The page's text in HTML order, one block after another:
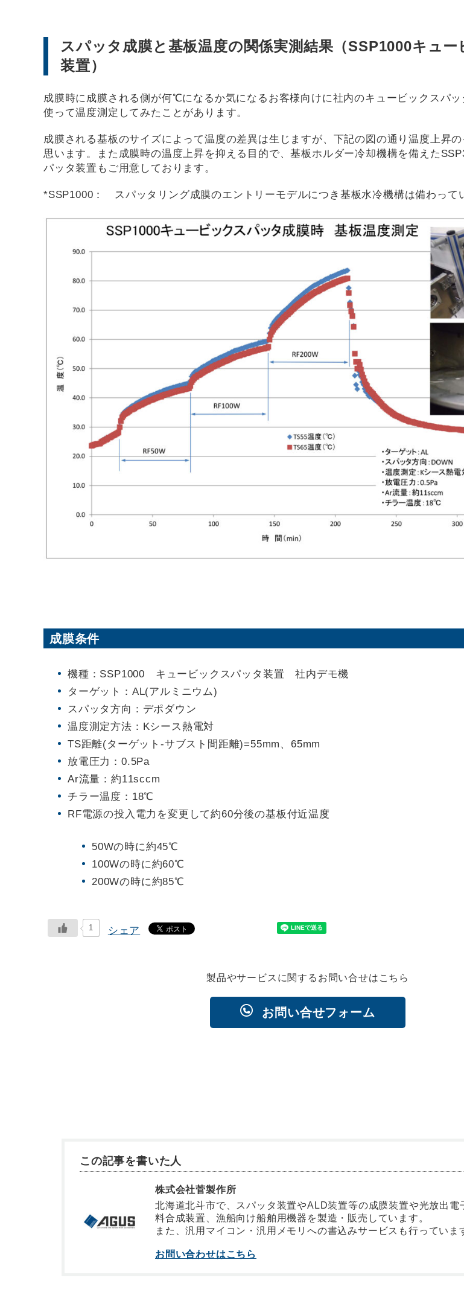
スパッタ成膜と基板温度の関係実測結果（SSP1000キュー
装置）
成膜時に成膜される側が何℃になるか気になるお客様向けに社内のキュービックスパ
使って温度測定してみたことがあります。
成膜される基板のサイズによって温度の差異は生じますが、下記の図の通り温度上昇
思います。また成膜時の温度上昇を抑える目的で、基板ホルダー冷却機構を備えた
パッタ装置もご用意しております。
*SSP1000： スパッタリング成膜のエントリーモデルにつき基板水冷機構は備わって
成膜条件
機種：SSP1000 キュービックスパッタ装置 社内デモ機
ターゲット：AL(アルミニウム)
スパッタ方向：デポダウン
温度測定方法：Kシース熱電対
TS距離(ターゲット-サブスト間距離)=55mm、65mm
放電圧力：0.5Pa
Ar流量：約11sccm
チラー温度：18℃
RF電源の投入電力を変更して約60分後の基板付近温度
50Wの時に約45℃
100Wの時に約60℃
200Wの時に約85℃
1 シェア
製品やサービスに関するお問い合せはこちら
お問い合せフォーム
この記事を書いた人
株式会社菅製作所
北海道北斗市で、スパッタ装置やALD装置等の成膜装置や光放出
料合成装置、漁船向け船舶用機器を製造・販売しています。
また、汎用マイコン・汎用メモリへの書込みサービスも行っていま
お問い合わせはこちら